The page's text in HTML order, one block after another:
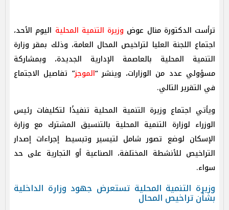
ترأست الدكتورة منال عوض وزيرة التنمية المحلية اليوم الأحد،
اجتماع اللجنة العليا لتراخيص المحال العامة، وذلك بمقر وزارة
التنمية المحلية بالعاصمة الإدارية الجديدة، وبمشاركة
مسؤولي عدد من الوزارات، وينشر “الموجز” تفاصيل الاجتماع
في التقرير التالي.
ويأتي اجتماع وزيرة التنمية المحلية تنفيذًا لتكليفات رئيس
الوزراء لوزارة التنمية المحلية بالتنسيق المشترك مع وزارة
الإسكان لوضع تصور شامل لتيسير وتبسيط إجراءات إصدار
التراخيص للأنشطة المختلفة، الصناعية أو التجارية على حد
سواء.
وزيرة التنمية المحلية تستعرض جهود وزارة الداخلية
بشأن تراخيص المحال